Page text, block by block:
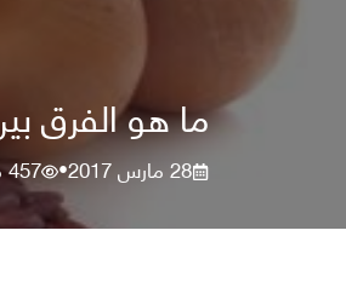
ما هو الفرق
28 مارس 2017 •
457